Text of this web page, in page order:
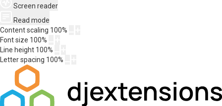
Screen reader
Read mode
Content scaling 100%
Font size 100%
Line height 100%
Letter spacing 100%